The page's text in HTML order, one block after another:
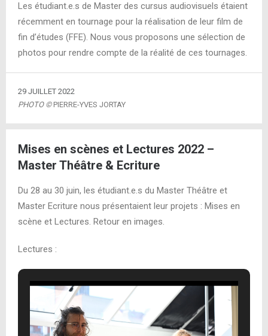
Les étudiant.e.s de Master des cursus audiovisuels étaient
récemment en tournage pour la réalisation de leur film de
fin d’études (FFE). Nous vous proposons une sélection de
photos pour rendre compte de la réalité de ces tournages.
29 JUILLET 2022
PHOTO ©PIERRE-YVES JORTAY
Mises en scènes et Lectures 2022 –
Master Théâtre & Ecriture
Du 28 au 30 juin, les étudiant.e.s du Master Théâtre et
Master Ecriture nous présentaient leur projets : Mises en
scène et Lectures. Retour en images.
Lectures :